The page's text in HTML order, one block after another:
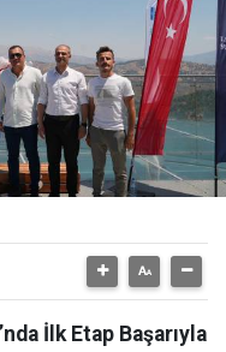
İlk Etap Başarıyla